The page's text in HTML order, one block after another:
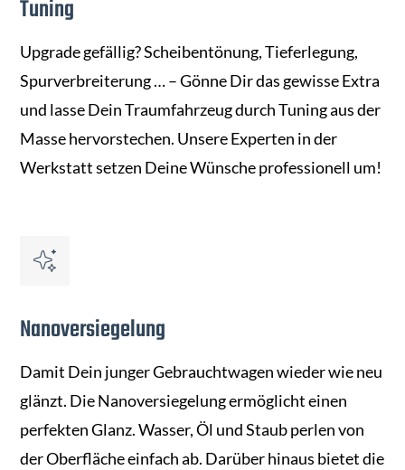
Tuning
Upgrade gefällig? Scheibentönung, Tieferlegung,
Spurverbreiterung … – Gönne Dir das gewisse Extra
und lasse Dein Traumfahrzeug durch Tuning aus der
Masse hervorstechen. Unsere Experten in der
Werkstatt setzen Deine Wünsche professionell um!
Nanoversiegelung
Damit Dein junger Gebrauchtwagen wieder wie neu
glänzt. Die Nanoversiegelung ermöglicht einen
perfekten Glanz. Wasser, Öl und Staub perlen von
der Oberfläche einfach ab. Darüber hinaus bietet die